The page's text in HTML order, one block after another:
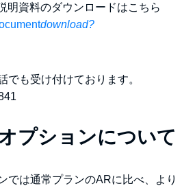
明資料のダウンロードはこちら
download?
でも受け付けております。
プションについて
では通常プランのARに比べ、より